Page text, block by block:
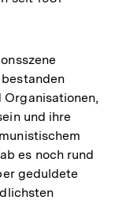
und ihre
es noch rund
geduldete